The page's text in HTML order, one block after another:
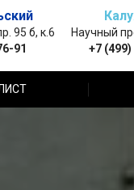
95 б, к.6
91
Научный
+7